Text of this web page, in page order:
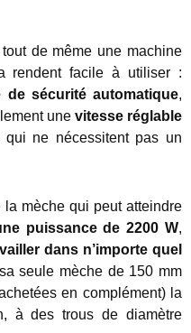
de même une machine
rendent facile à utiliser :
de sécurité automatique,
une vitesse réglable
ne nécessitent pas un
mèche qui peut atteindre
puissance de 2200 W,
dans n’importe quel
seule mèche de 150 mm
en complément) la
à des trous de diamètre